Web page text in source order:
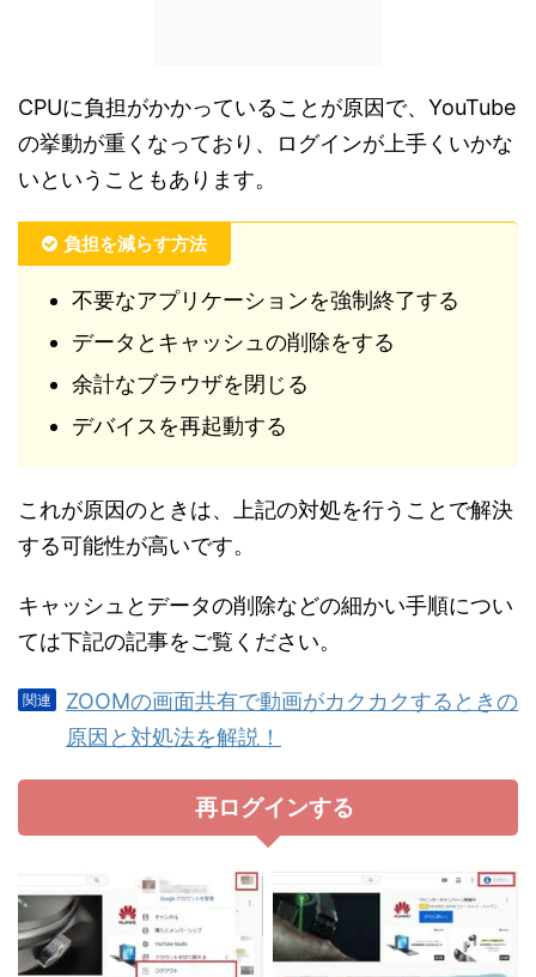
CPUに負担がかかっていることが原因で、YouTube
の挙動が重くなっており、ログインが上手くいかな
いということもあります。
負担を減らす方法
不要なアプリケーションを強制終了する
データとキャッシュの削除をする
余計なブラウザを閉じる
デバイスを再起動する
これが原因のときは、上記の対処を行うことで解決
する可能性が高いです。
キャッシュとデータの削除などの細かい手順につい
ては下記の記事をご覧ください。
ZOOMの画面共有で動画がカクカクするときの
原因と対処法を解説！
再ログインする